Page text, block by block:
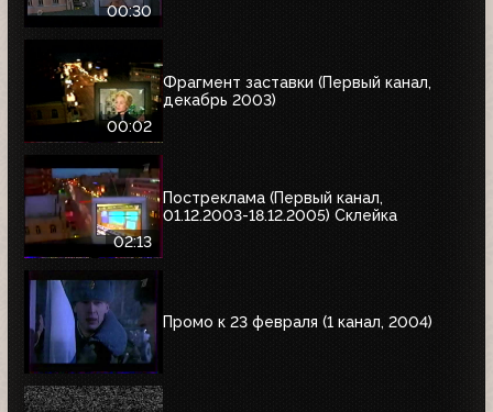
00:30
00:02
Фрагмент заставки (Первый канал,
декабрь 2003)
02:13
Постреклама (Первый канал,
01.12.2003-18.12.2005) Склейка
Промо к 23 февраля (1 канал, 2004)